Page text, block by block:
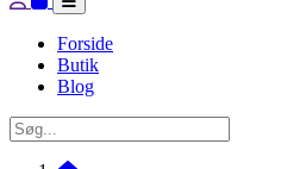
Forside
Butik
Blog